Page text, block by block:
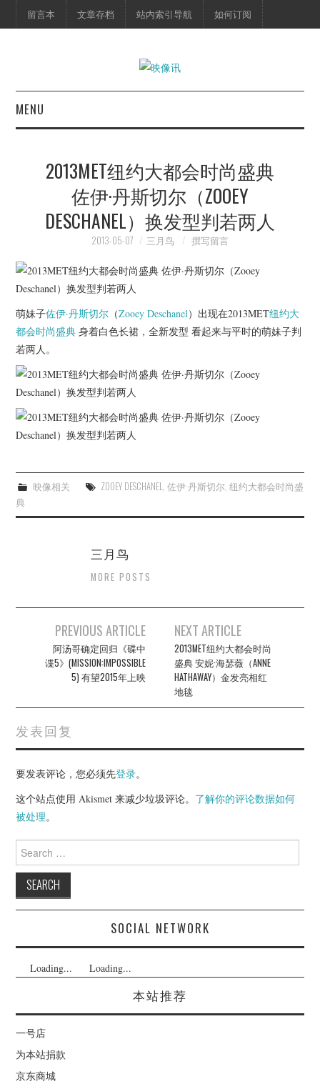
留言本 文章存档 站内索引导航 如何订阅
MENU
映像快讯
预告片
脱口秀
杂七杂八
电影档期
推荐电影
2013MET纽约大都会时尚盛典
佐伊·丹斯切尔（ZOOEY
DESCHANEL）换发型判若两人
2013-05-07 三月鸟 撰写留言
萌妹子佐伊·丹斯切尔 （Zooey Deschanel）出现在2013MET纽约大
都会时尚盛典 身着白色长裙，全新发型 看起来与平时的萌妹子判
若两人。
映像相关 ZOOEY DESCHANEL, 佐伊·丹斯切尔, 纽约大都会时尚盛
典
三月鸟
MORE POSTS
navigation
PREVIOUS ARTICLE
阿汤哥确定回归《碟中
谍5》(MISSION:IMPOSSIBLE
5) 有望2015年上映
NEXT ARTICLE
2013MET纽约大都会时尚
盛典 安妮·海瑟薇（ANNE
HATHAWAY）金发亮相红
地毯
发表回复
要发表评论，您必须先登录。
这个站点使用 Akismet 来减少垃圾评论。 了解你的评论数据如何
被处理。
Search
for:
SOCIAL NETWORK
Loading... Loading...
本站推荐
一号店
为本站捐款
京东商城